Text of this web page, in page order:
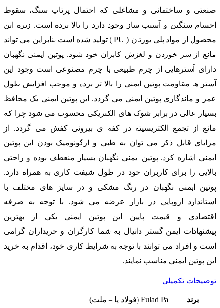
صنعتی و ساختمانی و مشاغلی که احتمال پرتاپ سنگ، سقوط
اجسام سنگین و آسیب ساز وجود دارد را بالا برده است. زیره این
محصول از مواد پلی یورتان ( PU ) تولید شده است بنابراین می تواند
مانع از سر خوردن و لغزش کابران خود شود. پوتین ایمنی نگهبان
دارای آسترهایی از چرم طبیعی یا چرم مصنوعی است وجود این
آستر ها مقاومت پوتین ایمنی را بالا تر برده و موجب افزایش طول
عمر و ماندگاری پوتین ایمنی می گردد. این پوتین ایمنی یک محافظ
بسیار عالی در برابر شوک های الکتریکی محسوب می شود چرا که
مانع از تجمع الکتریسیته در کفه ی بیرونی کفش می گردد. از
مزایای قابل ذکر می توان به طبی و ارگونومیک بودن این پوتین
ایمنی اشاره کرد. پوتین ایمنی نگهبان بسیار منعطف بوده و راحتی
بالایی را برای کاربران خود در طول شیفت کاری به همراه دارد.
پوتین ایمنی نگهبان در رنگ مشکی و در سایز های مختلف با
استاندارد اروپایی در بازار عرضه می شود. با توجه به صرفه
اقتصادی و قیمت پایین این پوتین ایمنی یکی از بهترین
پیشنهادات ایمن گستر دانیال به شما کارگران و خریداران گرامی
است و افراد می توانند با توجه به شرایط کاری خود، اقدام به خرید
این پوتین ایمنی مناسب نمایند.
توضیحات تکمیلی
برند Fulad Pa (فولاد پا – ملت)